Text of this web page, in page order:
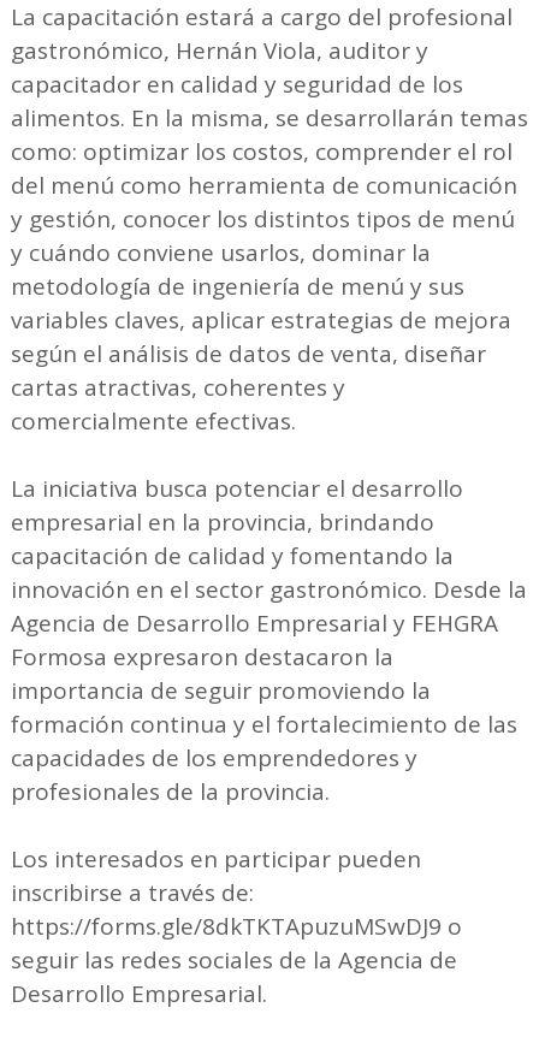
La capacitación estará a cargo del profesional
gastronómico, Hernán Viola, auditor y
capacitador en calidad y seguridad de los
alimentos. En la misma, se desarrollarán temas
como: optimizar los costos, comprender el rol
del menú como herramienta de comunicación
y gestión, conocer los distintos tipos de menú
y cuándo conviene usarlos, dominar la
metodología de ingeniería de menú y sus
variables claves, aplicar estrategias de mejora
según el análisis de datos de venta, diseñar
cartas atractivas, coherentes y
comercialmente efectivas.
La iniciativa busca potenciar el desarrollo
empresarial en la provincia, brindando
capacitación de calidad y fomentando la
innovación en el sector gastronómico. Desde la
Agencia de Desarrollo Empresarial y FEHGRA
Formosa expresaron destacaron la
importancia de seguir promoviendo la
formación continua y el fortalecimiento de las
capacidades de los emprendedores y
profesionales de la provincia.
Los interesados en participar pueden
inscribirse a través de:
https://forms.gle/8dkTKTApuzuMSwDJ9 o
seguir las redes sociales de la Agencia de
Desarrollo Empresarial.